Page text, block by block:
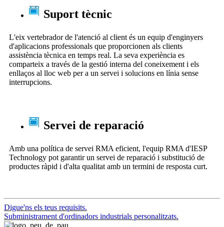
Suport tècnic
L'eix vertebrador de l'atenció al client és un equip d'enginyers
d'aplicacions professionals que proporcionen als clients
assistència tècnica en temps real. La seva experiència es
comparteix a través de la gestió interna del coneixement i els
enllaços al lloc web per a un servei i solucions en línia sense
interrupcions.
Servei de reparació
Amb una política de servei RMA eficient, l'equip RMA d'IESP
Technology pot garantir un servei de reparació i substitució de
productes ràpid i d'alta qualitat amb un termini de resposta curt.
Digue'ns els teus requisits.
Subministrament d'ordinadors industrials personalitzats.